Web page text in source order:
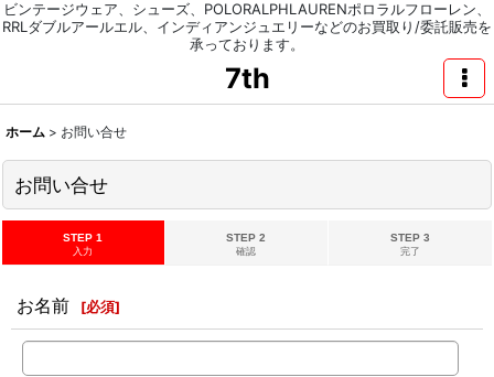
ビンテージウェア、シューズ、POLORALPHLAURENポロラルフローレン、
RRLダブルアールエル、インディアンジュエリーなどのお買取り/委託販売を
承っております。
7th
ホーム > お問い合せ
お問い合せ
STEP 1
入力
STEP 2
確認
STEP 3
完了
お名前 [必須]